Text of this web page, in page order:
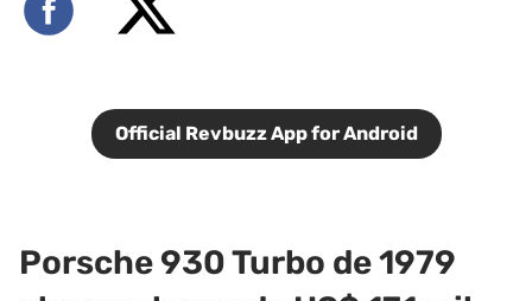
Official Revbuzz App for Android
Porsche 930 Turbo de 1979